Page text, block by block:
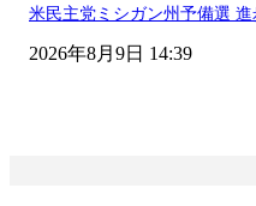
米民主党ミシガン州予備選 進
2026年8月9日 14:39